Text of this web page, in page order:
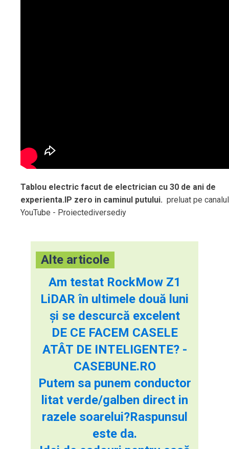
Tablou electric facut de electrician cu 30 de ani de
experienta.IP zero in caminul putului. preluat pe canalul
YouTube - Proiectediversediy
Alte articole
Am testat RockMow Z1
LiDAR în ultimele două luni
și se descurcă excelent
DE CE FACEM CASELE
ATÂT DE INTELIGENTE? -
CASEBUNE.RO
Putem sa punem conductor
litat verde/galben direct in
razele soarelui?Raspunsul
este da.